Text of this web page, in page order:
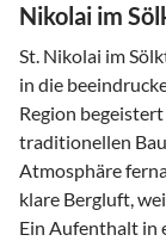
Nikolai im
St. Nikolai im
in die
Region
traditionellen
Atmosphäre
klare Bergluft,
Ein Aufenthalt in